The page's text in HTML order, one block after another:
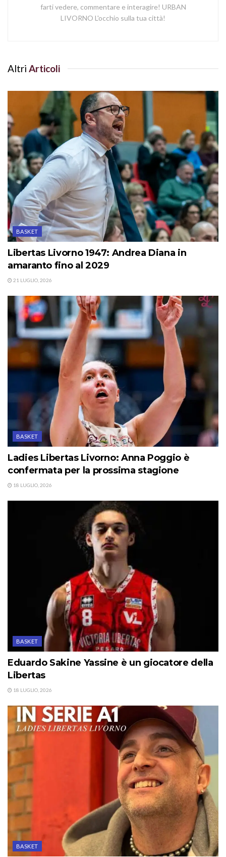
farti vedere, commentare e interagire! URBAN
LIVORNO L'occhio sulla tua città!
Altri Articoli
BASKET
Libertas Livorno 1947: Andrea Diana in
amaranto fino al 2029
21 LUGLIO, 2026
BASKET
Ladies Libertas Livorno: Anna Poggio è
confermata per la prossima stagione
18 LUGLIO, 2026
BASKET
Eduardo Sakine Yassine è un giocatore della
Libertas
18 LUGLIO, 2026
BASKET